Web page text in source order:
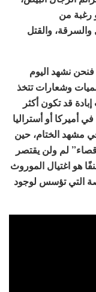
رغبة من
والسرقة، والقتل
فنحن نشهد اليوم
وشعارات تتخذ
قد تكون أكثر
أميركا أو أستراليا
مشهد الختام، حين
لم ولن يقتصر
هو اغتيال الموروث
التي تؤسس لوجود